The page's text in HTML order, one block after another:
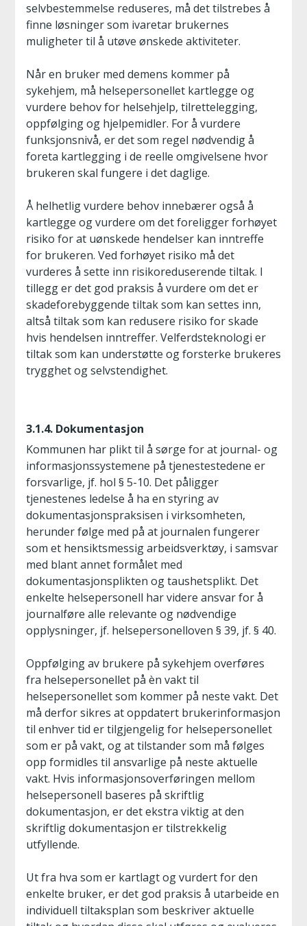
selvbestemmelse reduseres, må det tilstrebes å
finne løsninger som ivaretar brukernes
muligheter til å utøve ønskede aktiviteter.
Når en bruker med demens kommer på
sykehjem, må helsepersonellet kartlegge og
vurdere behov for helsehjelp, tilrettelegging,
oppfølging og hjelpemidler. For å vurdere
funksjonsnivå, er det som regel nødvendig å
foreta kartlegging i de reelle omgivelsene hvor
brukeren skal fungere i det daglige.
Å helhetlig vurdere behov innebærer også å
kartlegge og vurdere om det foreligger forhøyet
risiko for at uønskede hendelser kan inntreffe
for brukeren. Ved forhøyet risiko må det
vurderes å sette inn risikoreduserende tiltak. I
tillegg er det god praksis å vurdere om det er
skadeforebyggende tiltak som kan settes inn,
altså tiltak som kan redusere risiko for skade
hvis hendelsen inntreffer. Velferdsteknologi er
tiltak som kan understøtte og forsterke brukeres
trygghet og selvstendighet.
3.1.4. Dokumentasjon
Kommunen har plikt til å sørge for at journal- og
informasjonssystemene på tjenestestedene er
forsvarlige, jf. hol § 5-10. Det påligger
tjenestenes ledelse å ha en styring av
dokumentasjonspraksisen i virksomheten,
herunder følge med på at journalen fungerer
som et hensiktsmessig arbeidsverktøy, i samsvar
med blant annet formålet med
dokumentasjonsplikten og taushetsplikt. Det
enkelte helsepersonell har videre ansvar for å
journalføre alle relevante og nødvendige
opplysninger, jf. helsepersonelloven § 39, jf. § 40.
Oppfølging av brukere på sykehjem overføres
fra helsepersonellet på èn vakt til
helsepersonellet som kommer på neste vakt. Det
må derfor sikres at oppdatert brukerinformasjon
til enhver tid er tilgjengelig for helsepersonellet
som er på vakt, og at tilstander som må følges
opp formidles til ansvarlige på neste aktuelle
vakt. Hvis informasjonsoverføringen mellom
helsepersonell baseres på skriftlig
dokumentasjon, er det ekstra viktig at den
skriftlig dokumentasjon er tilstrekkelig
utfyllende.
Ut fra hva som er kartlagt og vurdert for den
enkelte bruker, er det god praksis å utarbeide en
individuell tiltaksplan som beskriver aktuelle